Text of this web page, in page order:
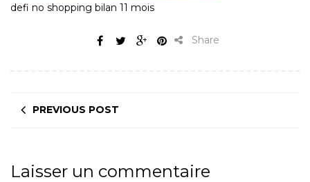
defi no shopping bilan 11 mois
Share
PREVIOUS POST
Laisser un commentaire